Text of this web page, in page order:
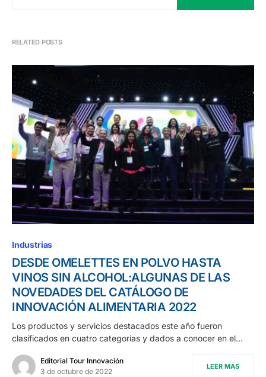
RELATED POSTS
Industrias
DESDE OMELETTES EN POLVO HASTA
VINOS SIN ALCOHOL:ALGUNAS DE LAS
NOVEDADES DEL CATÁLOGO DE
INNOVACIÓN ALIMENTARIA 2022
Los productos y servicios destacados este año fueron
clasificados en cuatro categorías y dados a conocer en el…
Editorial Tour Innovación
3 de octubre de 2022
LEER MÁS